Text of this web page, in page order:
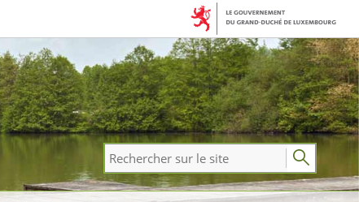
Rechercher
sur
le